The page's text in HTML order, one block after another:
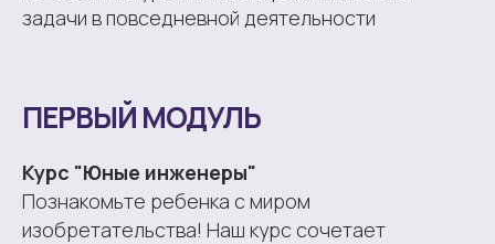
задачи в повседневной деятельности
ПЕРВЫЙ МОДУЛЬ
Курс "Юные инженеры"
Познакомьте ребенка с миром
изобретательства! Наш курс сочетает